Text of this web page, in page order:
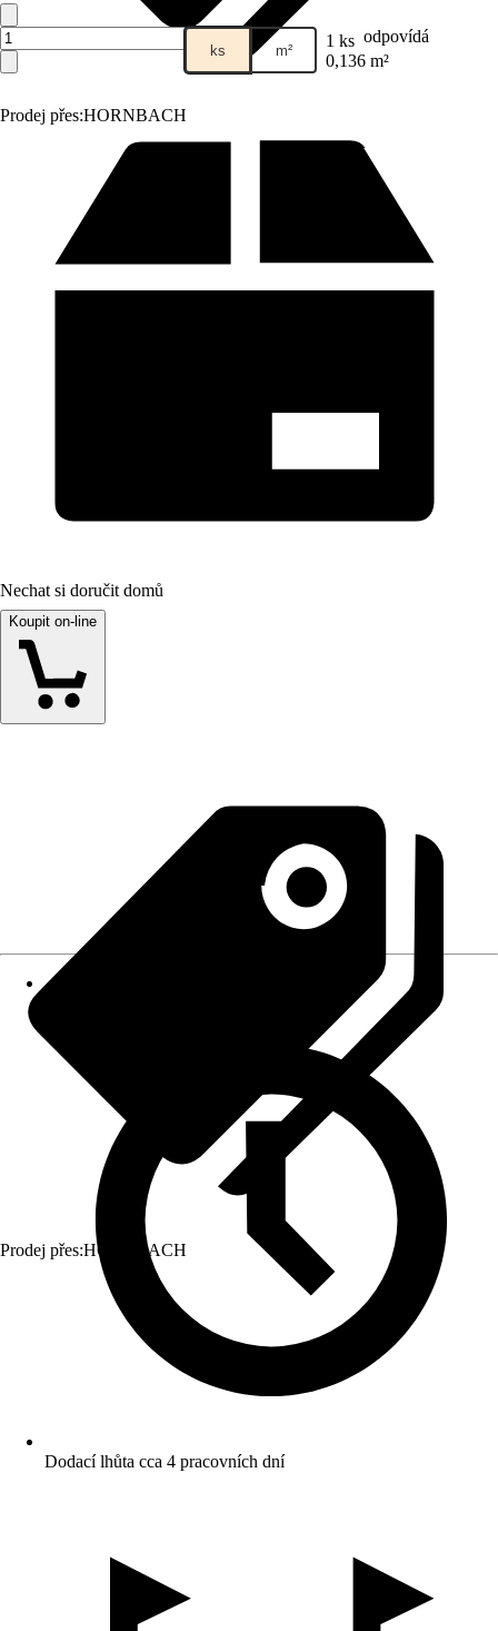
Prodej přes:HORNBACH
ks m² 1 ks odpovídá
0,136 m²
Nechat si doručit domů
Koupit on-line
Prodej přes:HORNBACH
Dodací lhůta cca 4 pracovních dní